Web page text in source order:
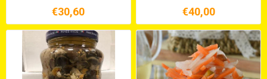
€30,60 €40,00